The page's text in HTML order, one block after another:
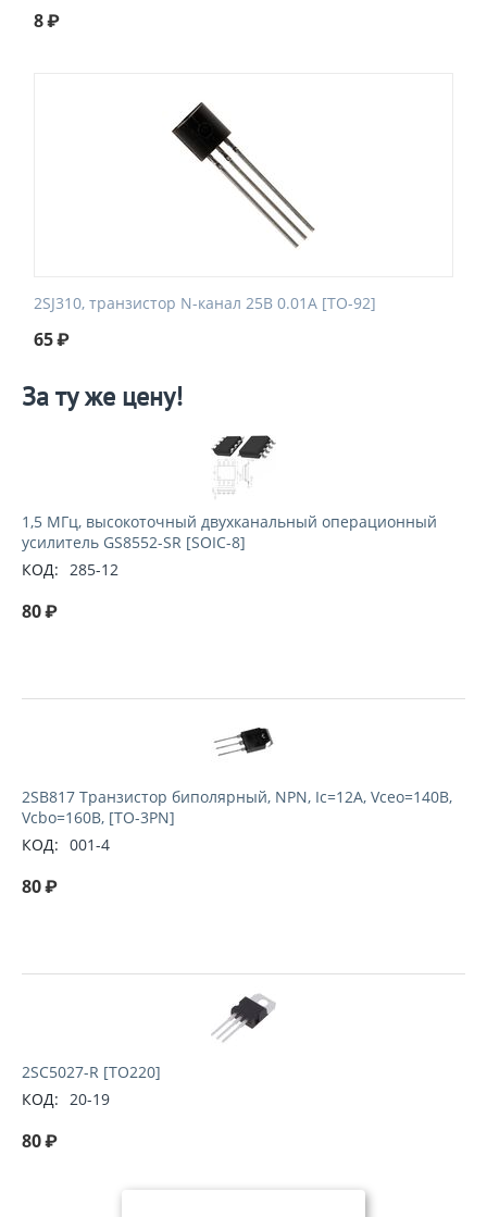
8₽
2SJ310, транзистор N-канал 25В 0.01А [TO-92]
65₽
За ту же цену!
1,5 МГц, высокоточный двухканальный операционный
усилитель GS8552-SR [SOIC-8]
КОД: 285-12
80₽
2SB817 Транзистор биполярный, NPN, Ic=12А, Vceo=140В,
Vcbo=160В, [TO-3PN]
КОД: 001-4
80₽
2SC5027-R [TO220]
КОД: 20-19
80₽